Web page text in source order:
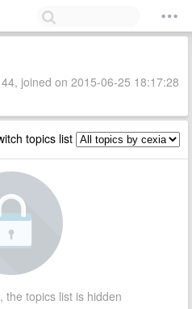
joined on 2015-06-25 18:17:28
topics list
the topics list is hidden